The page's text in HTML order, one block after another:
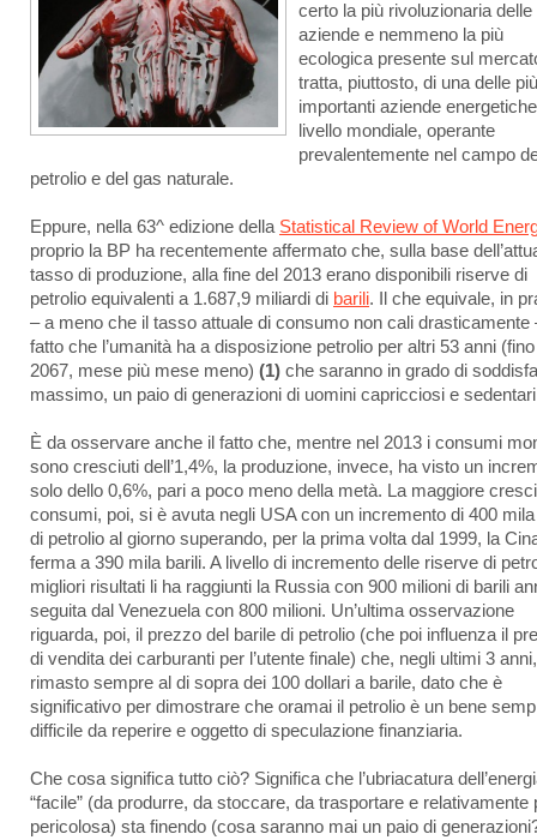
certo la più rivoluzionaria delle
aziende e nemmeno la più
ecologica presente sul
tratta, piuttosto, di una delle più
importanti aziende
livello mondiale, operante
prevalentemente nel campo
petrolio e del gas naturale.
Eppure, nella 63^ edizione della Statistical Review of World
proprio la BP ha recentemente affermato che, sulla base
tasso di produzione, alla fine del 2013 erano disponibili riserve di
petrolio equivalenti a 1.687,9 miliardi di barili. Il che equivale, in
– a meno che il tasso attuale di consumo non cali drasticamente
fatto che l’umanità ha a disposizione petrolio per altri 53 anni
2067, mese più mese meno) (1) che saranno in grado di
massimo, un paio di generazioni di uomini capricciosi e
È da osservare anche il fatto che, mentre nel 2013 i consumi
sono cresciuti dell’1,4%, la produzione, invece, ha visto un
solo dello 0,6%, pari a poco meno della metà. La maggiore
consumi, poi, si è avuta negli USA con un incremento di 400
di petrolio al giorno superando, per la prima volta dal 1999, la
ferma a 390 mila barili. A livello di incremento delle riserve di
migliori risultati li ha raggiunti la Russia con 900 milioni di barili
seguita dal Venezuela con 800 milioni. Un’ultima osservazione
riguarda, poi, il prezzo del barile di petrolio (che poi influenza il
di vendita dei carburanti per l’utente finale) che, negli ultimi 3
rimasto sempre al di sopra dei 100 dollari a barile, dato che è
significativo per dimostrare che oramai il petrolio è un bene
difficile da reperire e oggetto di speculazione finanziaria.
Che cosa significa tutto ciò? Significa che l’ubriacatura
“facile” (da produrre, da stoccare, da trasportare e relativamente
pericolosa) sta finendo (cosa saranno mai un paio di